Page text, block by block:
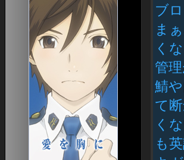
ブ
ま
く
管
鯖
て
く
も
fromRobertfum
logitec NAS
from日本超人気スーパー
コピーブランド専門店
SkyDeckBrisbane
newestcasinos
from
from
verifiedonlinecasinosaustralia
拡張ディスク
Desert of Flames
ニュース
EQII 徒然News
EQIIJE 初心者スレ まとめサイト
各種EQ2アンテナ
家具特化サイト
4Gamer
ブローカー価格情報
画面表示オプション設定ガイド
OHVITAE
EQ2Interface
スペル＆アーツ